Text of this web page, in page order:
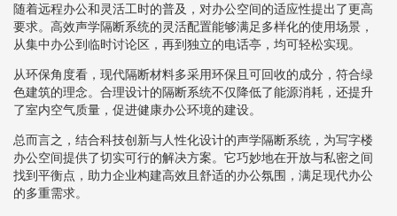
随着远程办公和灵活工时的普及，对办公空间的适应性提出了更高
要求。高效声学隔断系统的灵活配置能够满足多样化的使用场景，
从集中办公到临时讨论区，再到独立的电话亭，均可轻松实现。
从环保角度看，现代隔断材料多采用环保且可回收的成分，符合绿
色建筑的理念。合理设计的隔断系统不仅降低了能源消耗，还提升
了室内空气质量，促进健康办公环境的建设。
总而言之，结合科技创新与人性化设计的声学隔断系统，为写字楼
办公空间提供了切实可行的解决方案。它巧妙地在开放与私密之间
找到平衡点，助力企业构建高效且舒适的办公氛围，满足现代办公
的多重需求。